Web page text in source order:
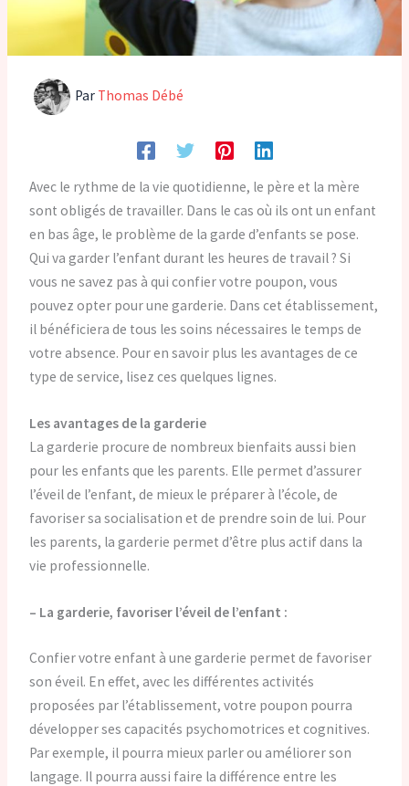
Par Thomas Débé
Avec le rythme de la vie quotidienne, le père et la mère
sont obligés de travailler. Dans le cas où ils ont un enfant
en bas âge, le problème de la garde d’enfants se pose.
Qui va garder l’enfant durant les heures de travail ? Si
vous ne savez pas à qui confier votre poupon, vous
pouvez opter pour une garderie. Dans cet établissement,
il bénéficiera de tous les soins nécessaires le temps de
votre absence. Pour en savoir plus les avantages de ce
type de service, lisez ces quelques lignes.
Les avantages de la garderie
La garderie procure de nombreux bienfaits aussi bien
pour les enfants que les parents. Elle permet d’assurer
l’éveil de l’enfant, de mieux le préparer à l’école, de
favoriser sa socialisation et de prendre soin de lui. Pour
les parents, la garderie permet d’être plus actif dans la
vie professionnelle.
– La garderie, favoriser l’éveil de l’enfant :
Confier votre enfant à une garderie permet de favoriser
son éveil. En effet, avec les différentes activités
proposées par l’établissement, votre poupon pourra
développer ses capacités psychomotrices et cognitives.
Par exemple, il pourra mieux parler ou améliorer son
langage. Il pourra aussi faire la différence entre les